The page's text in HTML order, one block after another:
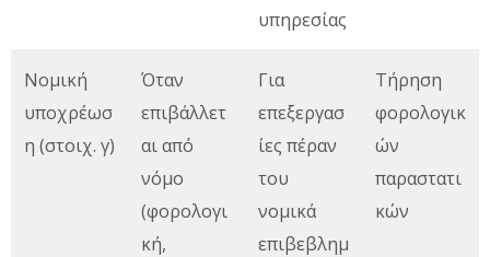
υπηρεσίας
Νομική
υποχρέωσ
η (στοιχ. γ)
Όταν
επιβάλλετ
αι από
νόμο
(φορολογι
κή,
Για
επεξεργασ
ίες πέραν
του
νομικά
επιβεβλημ
Τήρηση
φορολογικ
ών
παραστατι
κών